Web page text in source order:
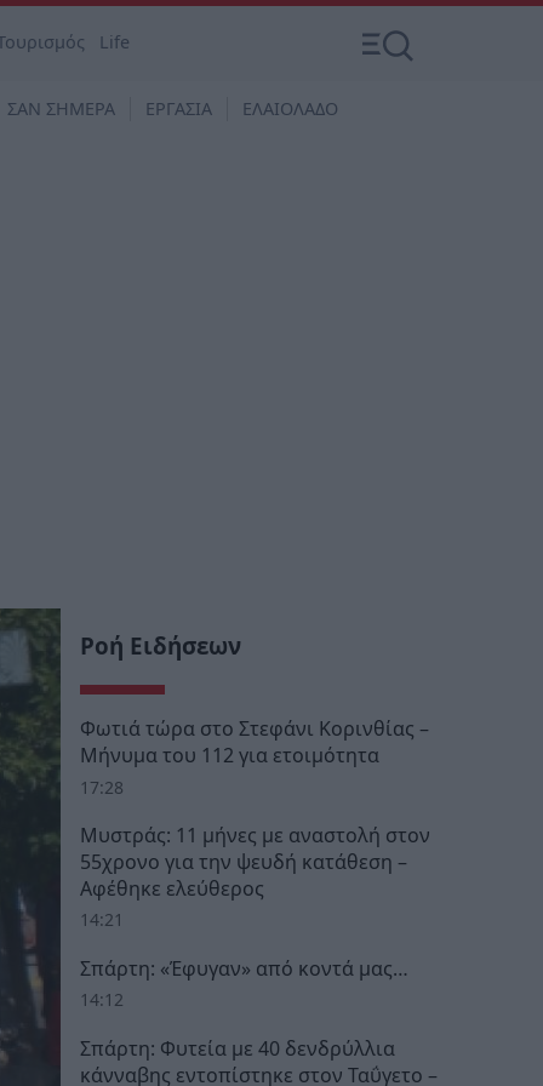
Life
ΣΑΝ ΣΗΜΕΡΑ ΕΡΓΑΣΙΑ ΕΛΑΙΟΛΑΔΟ
Ροή Ειδήσεων
Φωτιά τώρα στο Στεφάνι Κορινθίας –
Μήνυμα του 112 για ετοιμότητα
17:28
Μυστράς: 11 μήνες με αναστολή στον
55χρονο για την ψευδή κατάθεση –
Αφέθηκε ελεύθερος
14:21
Σπάρτη: «Έφυγαν» από κοντά μας…
14:12
Σπάρτη: Φυτεία με 40 δενδρύλλια
κάνναβης εντοπίστηκε στον Ταΰγετο –